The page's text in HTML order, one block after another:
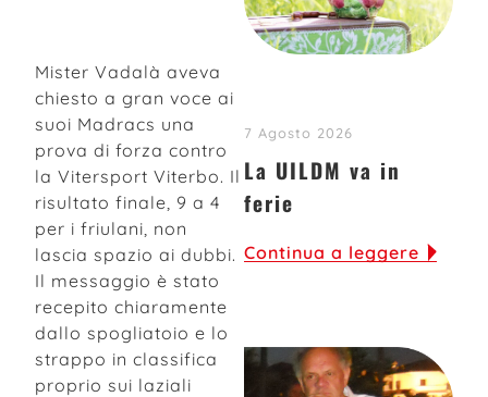
Mister Vadalà aveva
chiesto a gran voce ai
suoi Madracs una
prova di forza contro
la Vitersport Viterbo. Il
risultato finale, 9 a 4
per i friulani, non
lascia spazio ai dubbi.
Il messaggio è stato
recepito chiaramente
dallo spogliatoio e lo
strappo in classifica
proprio sui laziali
7 Agosto 2026
La UILDM va in
ferie
Continua a leggere